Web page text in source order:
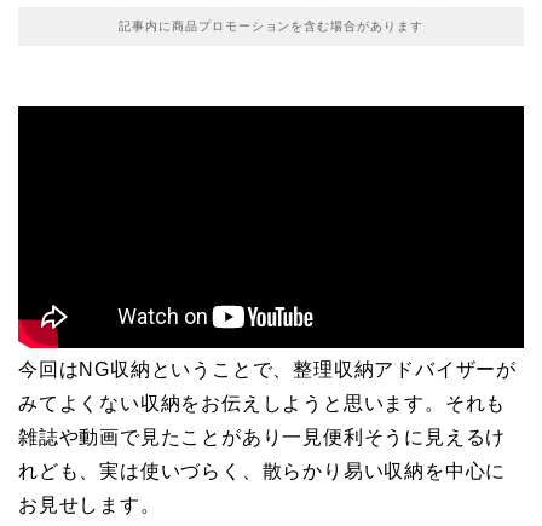
記事内に商品プロモーションを含む場合があります
今回はNG収納ということで、整理収納アドバイザーが
みてよくない収納をお伝えしようと思います。それも
雑誌や動画で見たことがあり一見便利そうに見えるけ
れども、実は使いづらく、散らかり易い収納を中心に
お見せします。